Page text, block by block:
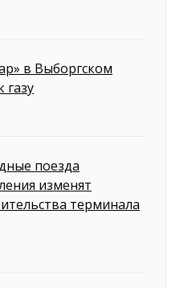
в Выборгском
газу
поезда
изменят
терминала